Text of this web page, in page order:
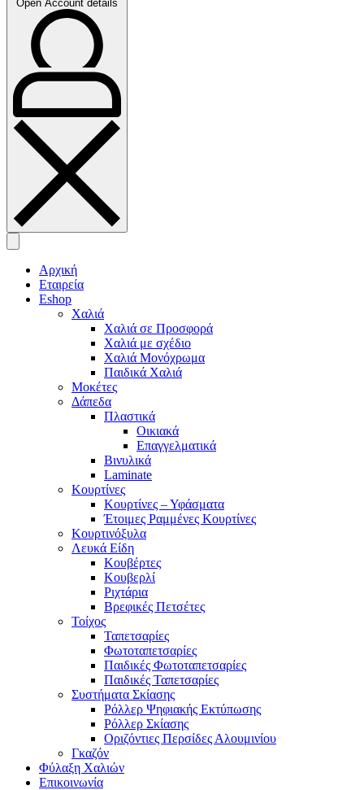
Open Account details
Αρχική
Εταιρεία
Eshop
Χαλιά
Χαλιά σε Προσφορά
Χαλιά με σχέδιο
Χαλιά Μονόχρωμα
Παιδικά Χαλιά
Μοκέτες
Δάπεδα
Πλαστικά
Οικιακά
Επαγγελματικά
Βινυλικά
Laminate
Κουρτίνες
Κουρτίνες – Υφάσματα
Έτοιμες Ραμμένες Κουρτίνες
Κουρτινόξυλα
Λευκά Είδη
Κουβέρτες
Κουβερλί
Ριχτάρια
Βρεφικές Πετσέτες
Τοίχος
Ταπετσαρίες
Φωτοταπετσαρίες
Παιδικές Φωτοταπετσαρίες
Παιδικές Ταπετσαρίες
Συστήματα Σκίασης
Ρόλλερ Ψηφιακής Εκτύπωσης
Ρόλλερ Σκίασης
Οριζόντιες Περσίδες Αλουμινίου
Γκαζόν
Φύλαξη Χαλιών
Επικοινωνία